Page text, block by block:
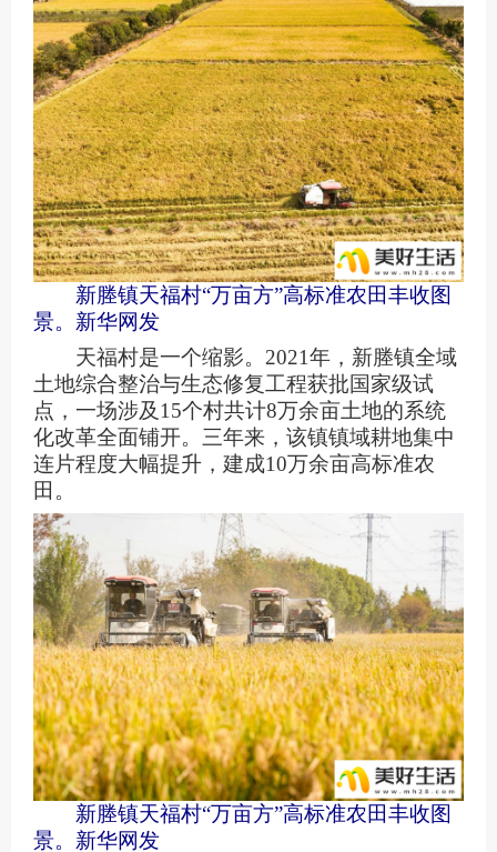
新塍镇天福村“万亩方”高标准农田丰收图
景。新华网发
天福村是一个缩影。2021年，新塍镇全域
土地综合整治与生态修复工程获批国家级试
点，一场涉及15个村共计8万余亩土地的系统
化改革全面铺开。三年来，该镇镇域耕地集中
连片程度大幅提升，建成10万余亩高标准农
田。
新塍镇天福村“万亩方”高标准农田丰收图
景。新华网发